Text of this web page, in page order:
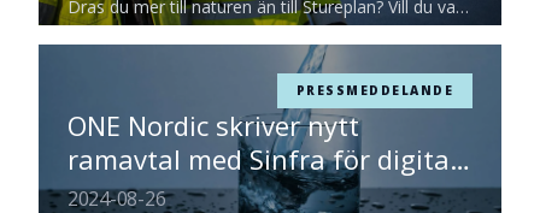
Dras du mer till naturen än till Stureplan? Vill du vara
Sverige med elektrifieringen? Sök till vårt
traineeprogram för projektledare!PRESSMEDDELANDE
ONE Nordic skriver nytt
ramavtal med Sinfra för digitala
Vattenmätare
2024-08-26